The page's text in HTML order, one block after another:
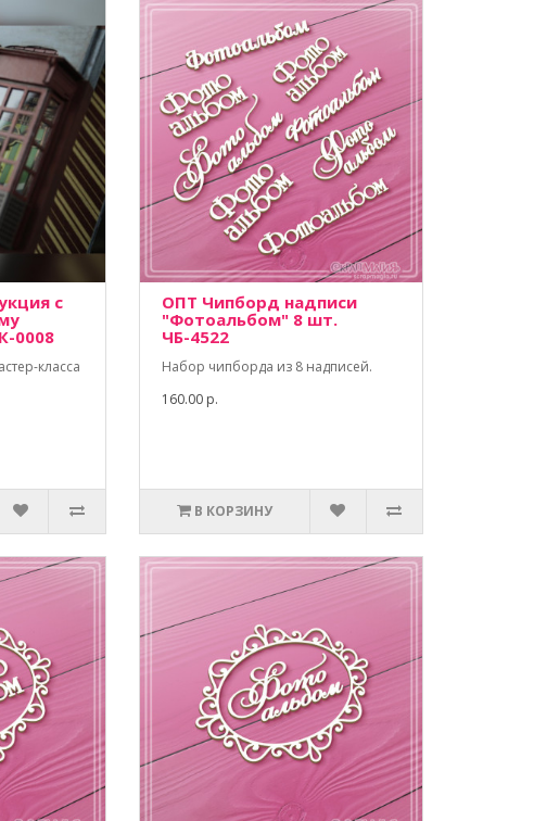
с
0008
класса
ОПТ Чипборд надписи
"Фотоальбом" 8 шт.
ЧБ-4522
Набор чипборда из 8 надписей.
160.00 р.
В КОРЗИНУ